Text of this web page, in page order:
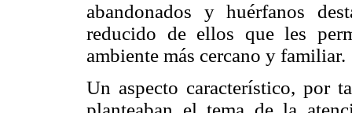
abandonados y huérfanos
reducido de ellos que les
ambiente más cercano y familiar.
Un aspecto característico, por